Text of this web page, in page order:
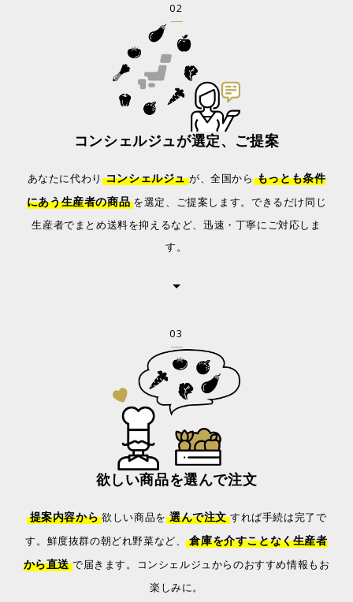
02
コンシェルジュが選定、ご提案
あなたに代わり コンシェルジュ が、全国から もっとも条件
にあう生産者の商品 を選定、ご提案します。 できるだけ同じ
生産者でまとめ送料を抑えるなど、迅速・丁寧にご対応しま
す。
03
欲しい商品を選んで注文
提案内容から 欲しい商品を 選んで注文 すれば手続は完了で
す。鮮度抜群の朝どれ野菜など、 倉庫を介すことなく生産者
から直送 で届きます。
コンシェルジュからのおすすめ情報もお
楽しみに。